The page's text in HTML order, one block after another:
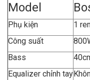
Model
Phụ kiện
1
Công suất
Bass
Equalizer chỉnh tay